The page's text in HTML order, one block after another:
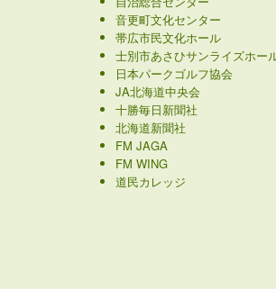
音更町文化センター
帯広市民文化ホール
士別市あさひサンライズホー
日本パークゴルフ協会
JA北海道中央会
十勝毎日新聞社
北海道新聞社
FM JAGA
FM WING
道民カレッジ